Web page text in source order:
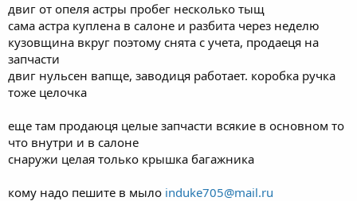
ы
л
а
двиг от опеля астры пробег несколько тыщ
сама астра куплена в салоне и разбита через неделю
кузовщина вкруг поэтому снята с учета, продаеця на
запчасти
двиг нульсен вапще, заводиця работает. коробка ручка
тоже целочка
еще там продаюця целые запчасти всякие в основном то
что внутри и в салоне
снаружи целая только крышка багажника
кому надо пешите в мыло induke705@mail.ru